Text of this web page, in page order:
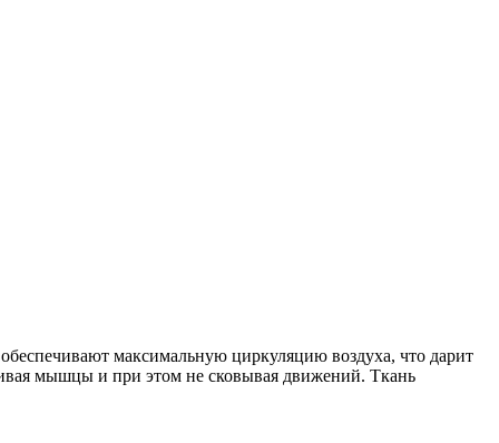
максимальную циркуляцию воздуха, что дарит
мышцы и при этом не сковывая движений. Ткань